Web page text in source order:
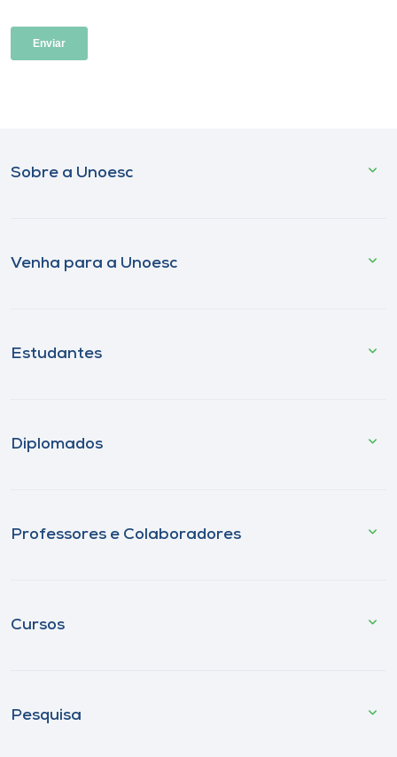
Sobre a Unoesc
Venha para a Unoesc
Estudantes
Diplomados
Professores e Colaboradores
Cursos
Pesquisa